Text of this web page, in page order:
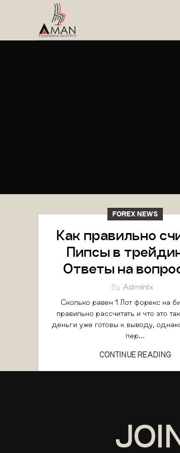
FOREX NEWS
Как правильно
Пипсы в
Ответы на
By Admlnlx
Сколько равен 1 Лот форекс на
правильно рассчитать и что это
деньги уже готовы к выводу,
пер...
CONTINUE READING